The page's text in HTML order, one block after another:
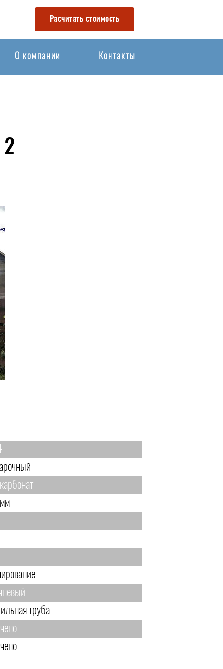
Расчитать стоимость
О компании Контакты
труба